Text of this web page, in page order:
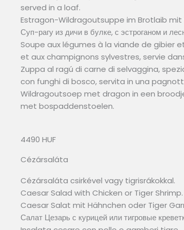
served in a loaf.
Estragon-Wildragoutsuppe im Brotlaib mit
Суп-рагу из дичи в булке, с эстроганом и
Soupe aux légumes à la viande de gibier
et aux champignons sylvestres, servie
Zuppa al ragú di carne di selvaggina,
con funghi di bosco, servita in una
Wildragoutsoep met dragon in een
met bospaddenstoelen.
4490 HUF
Cézársaláta
Cézársaláta csirkével vagy tigrisrákokkal.
Caesar Salad with Chicken or Tiger Shrimp.
Caesar Salat mit Hähnchen oder Tiger
Салат Цезарь с курицей или тигровые